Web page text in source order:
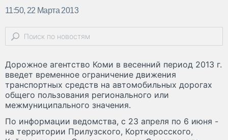
11:50, 22 Марта 2013
Дорожное агентство Коми в весенний период 2013 г.
введет временное ограничение движения
транспортных средств на автомобильных дорогах
общего пользования регионального или
межмуниципального значения.
По информации ведомства, с 23 апреля по 6 июня -
на территории Прилузского, Корткеросского,